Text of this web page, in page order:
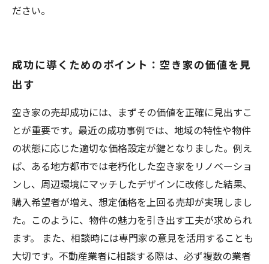
ださい。
成功に導くためのポイント：空き家の価値を見
出す
空き家の売却成功には、まずその価値を正確に見出すこ
とが重要です。最近の成功事例では、地域の特性や物件
の状態に応じた適切な価格設定が鍵となりました。例え
ば、ある地方都市では老朽化した空き家をリノベーショ
ンし、周辺環境にマッチしたデザインに改修した結果、
購入希望者が増え、想定価格を上回る売却が実現しまし
た。このように、物件の魅力を引き出す工夫が求められ
ます。 また、相談時には専門家の意見を活用することも
大切です。不動産業者に相談する際は、必ず複数の業者